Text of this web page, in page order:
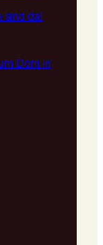
sind da!
Dom in